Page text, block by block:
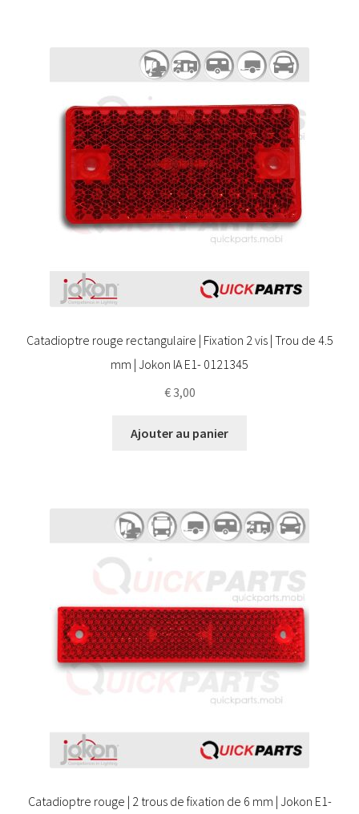
Catadioptre rouge rectangulaire | Fixation 2 vis | Trou de 4.5
mm | Jokon IA E1- 0121345
€3,00
Ajouter au panier
Catadioptre rouge | 2 trous de fixation de 6 mm | Jokon E1-